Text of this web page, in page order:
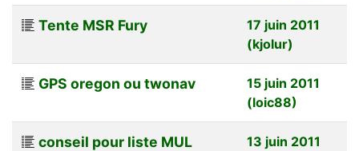
Tente MSR Fury
17 juin 2011
(kjolur)
GPS oregon ou twonav
15 juin 2011
(loic88)
conseil pour liste MUL
13 juin 2011